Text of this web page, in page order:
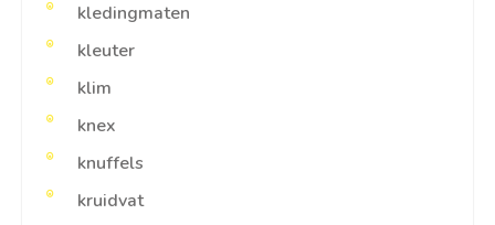
kledingmaten
kleuter
klim
knex
knuffels
kruidvat